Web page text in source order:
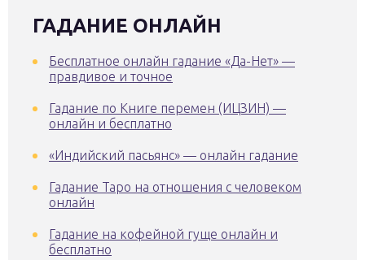
ГАДАНИЕ ОНЛАЙН
Бесплатное онлайн гадание «Да-Нет» —
правдивое и точное
Гадание по Книге перемен (ИЦЗИН) —
онлайн и бесплатно
«Индийский пасьянс» — онлайн гадание
Гадание Таро на отношения с человеком
онлайн
Гадание на кофейной гуще онлайн и
бесплатно